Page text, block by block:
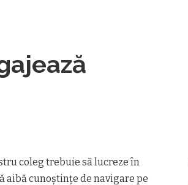
coleg trebuie să lucreze în
aibă cunoştinţe de navigare pe